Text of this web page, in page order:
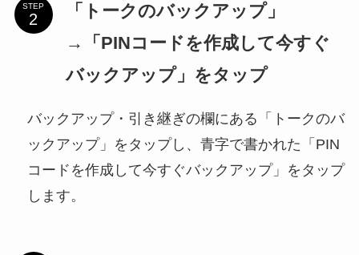
STEP
「トークのバックアップ」
→「PINコードを作成して今すぐ
バックアップ」をタップ
バックアップ・引き継ぎの欄にある「トークのバ
ックアップ」をタップし、青字で書かれた「PIN
コードを作成して今すぐバックアップ」をタップ
します。